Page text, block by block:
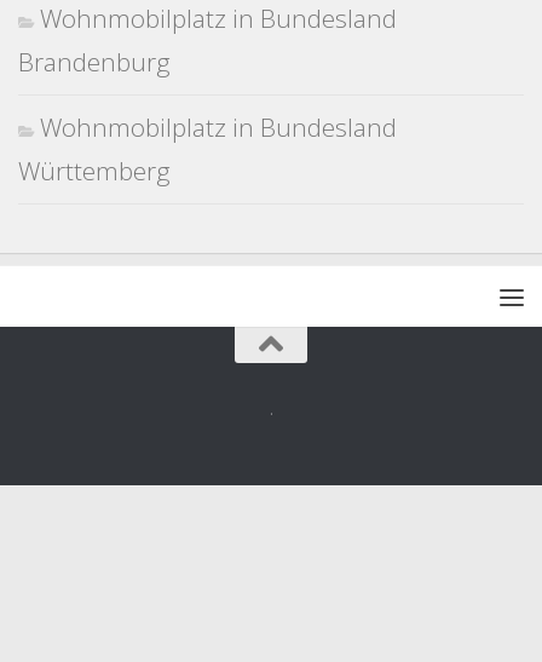
Wohnmobilplatz in Bundesland
Brandenburg
Wohnmobilplatz in Bundesland
Württemberg
.